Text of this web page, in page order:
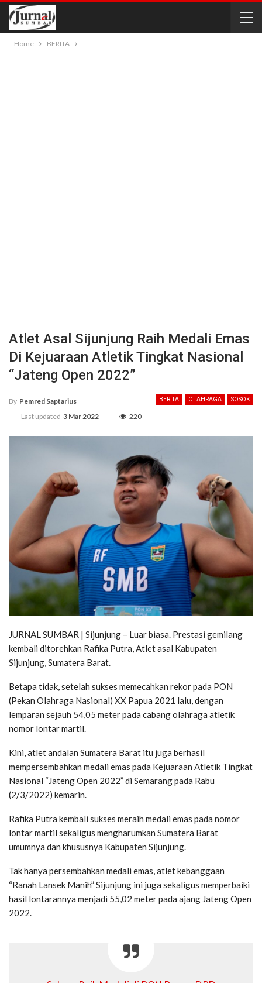
Home BERITA
Atlet Asal Sijunjung Raih Medali Emas
Di Kejuaraan Atletik Tingkat Nasional
“Jateng Open 2022”
BERITA OLAHRAGA SOSOK
By Pemred Saptarius
Last updated 3 Mar 2022 220
JURNAL SUMBAR | Sijunjung – Luar biasa. Prestasi gemilang
kembali ditorehkan Rafika Putra, Atlet asal Kabupaten
Sijunjung, Sumatera Barat.
Betapa tidak, setelah sukses memecahkan rekor pada PON
(Pekan Olahraga Nasional) XX Papua 2021 lalu, dengan
lemparan sejauh 54,05 meter pada cabang olahraga atletik
nomor lontar martil.
Kini, atlet andalan Sumatera Barat itu juga berhasil
mempersembahkan medali emas pada Kejuaraan Atletik Tingkat
Nasional “Jateng Open 2022” di Semarang pada Rabu
(2/3/2022) kemarin.
Rafika Putra kembali sukses meraih medali emas pada nomor
lontar martil sekaligus mengharumkan Sumatera Barat
umumnya dan khususnya Kabupaten Sijunjung.
Tak hanya persembahkan medali emas, atlet kebanggaan
“Ranah Lansek Manih” Sijunjung ini juga sekaligus memperbaiki
hasil lontarannya menjadi 55,02 meter pada ajang Jateng Open
2022.